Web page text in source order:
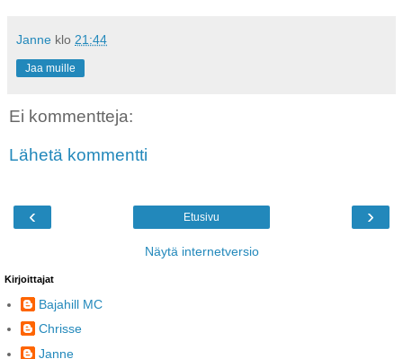
Janne klo 21:44
Jaa muille
Ei kommentteja:
Lähetä kommentti
‹ ›
Etusivu
Näytä internetversio
Kirjoittajat
Bajahill MC
Chrisse
Janne